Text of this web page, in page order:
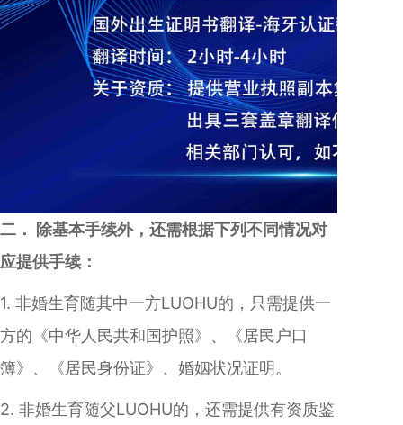
二． 除基本手续外，还需根据下列不同情况对
应提供手续：
1. 非婚生育随其中一方LUOHU的，只需提供一
方的《中华人民共和国护照》、《居民户口
簿》、《居民身份证》、婚姻状况证明。
2. 非婚生育随父LUOHU的，还需提供有资质鉴